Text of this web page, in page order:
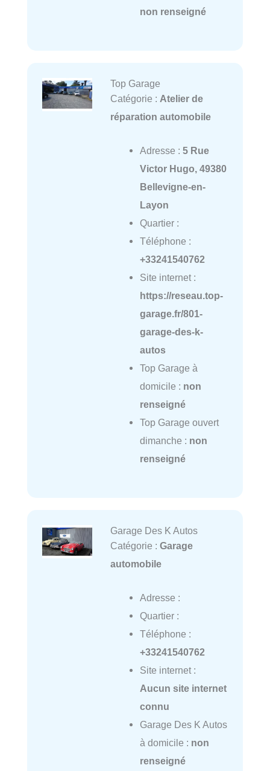
non renseigné
Top Garage
Catégorie : Atelier de
réparation automobile
Adresse : 5 Rue
Victor Hugo, 49380
Bellevigne-en-
Layon
Quartier :
Téléphone :
+33241540762
Site internet :
https://reseau.top-
garage.fr/801-
garage-des-k-
autos
Top Garage à
domicile : non
renseigné
Top Garage ouvert
dimanche : non
renseigné
Garage Des K Autos
Catégorie : Garage
automobile
Adresse :
Quartier :
Téléphone :
+33241540762
Site internet :
Aucun site internet
connu
Garage Des K Autos
à domicile : non
renseigné